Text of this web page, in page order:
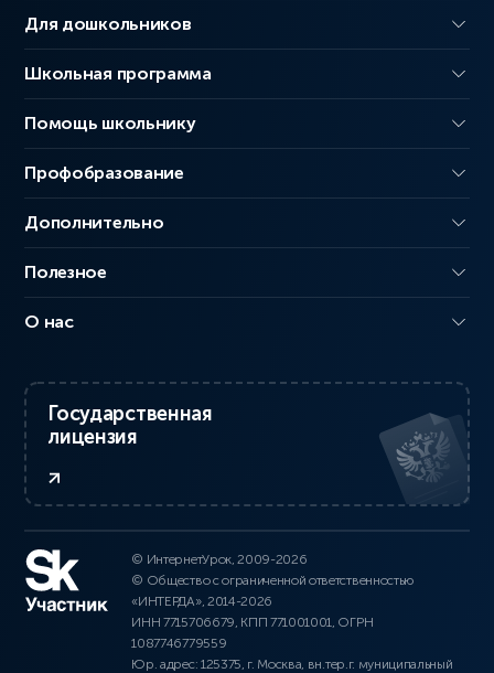
Для дошкольников
Школьная программа
Помощь школьнику
Профобразование
Дополнительно
Полезное
О нас
Государственная
лицензия
© ИнтернетУрок, 2009-2026
© Общество с ограниченной ответственностью
«ИНТЕРДА», 2014-2026
ИНН 7715706679, КПП 771001001, ОГРН
1087746779559
Юр. адрес: 125375, г. Москва, вн.тер.г. муниципальный